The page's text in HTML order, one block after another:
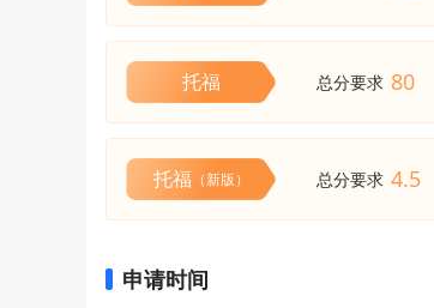
托福 总分要求 80
托福（新版） 总分要求 4.5
申请时间